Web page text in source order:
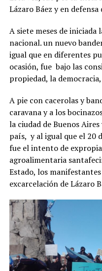
Lázaro Báez y en
A siete meses de
nacional. un nuevo
igual que en diferentes
ocasión, fue bajo las
propiedad, la
A pie con cacerolas y
caravana y a los
la ciudad de Buenos
país, y al igual que el 20
fue el intento de
agroalimentaria
Estado, los
excarcelación de Lázaro